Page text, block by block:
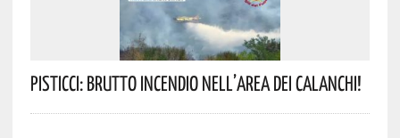
Pisticci: Brutto Incendio Nell’area Dei Calanchi!